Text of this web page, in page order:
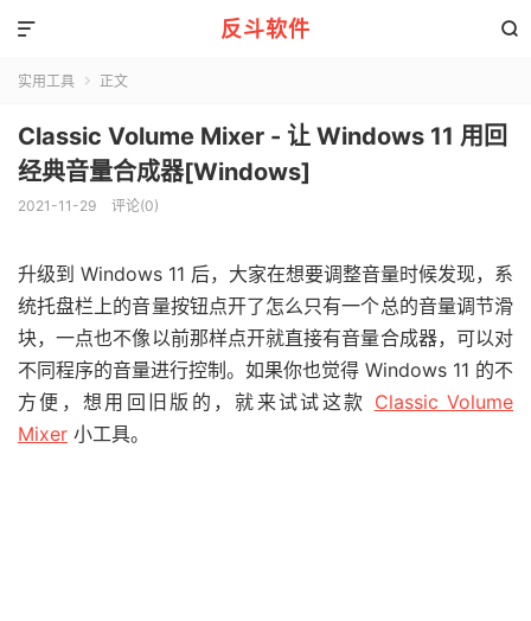
反斗软件 

实用工具  正文
Classic Volume Mixer - 让 Windows 11 用回
经典音量合成器[Windows]
2021-11-29 评论(0)
升级到 Windows 11 后，大家在想要调整音量时候发现，系
统托盘栏上的音量按钮点开了怎么只有一个总的音量调节滑
块，一点也不像以前那样点开就直接有音量合成器，可以对
不同程序的音量进行控制。如果你也觉得 Windows 11 的不
方便，想用回旧版的，就来试试这款 Classic Volume
Mixer 小工具。